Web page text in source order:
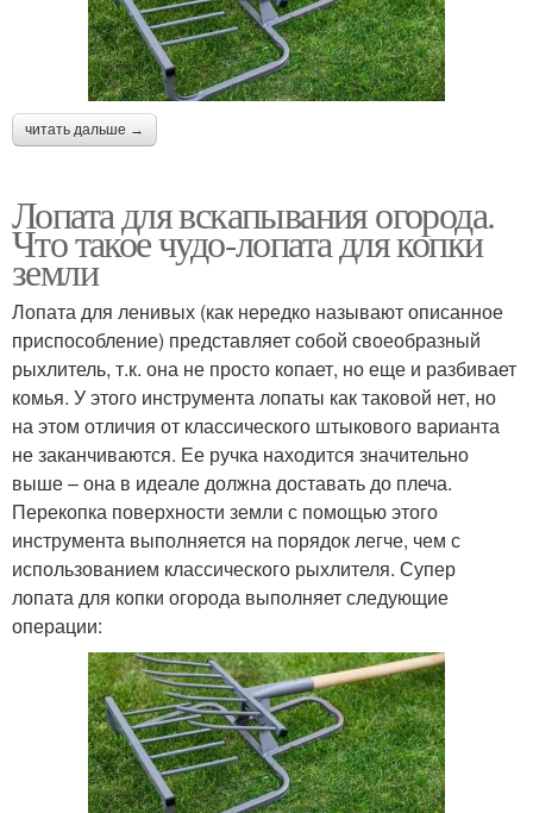
читать дальше →
Лопата для вскапывания огорода.
Что такое чудо-лопата для копки
земли
Лопата для ленивых (как нередко называют описанное
приспособление) представляет собой своеобразный
рыхлитель, т.к. она не просто копает, но еще и разбивает
комья. У этого инструмента лопаты как таковой нет, но
на этом отличия от классического штыкового варианта
не заканчиваются. Ее ручка находится значительно
выше – она в идеале должна доставать до плеча.
Перекопка поверхности земли с помощью этого
инструмента выполняется на порядок легче, чем с
использованием классического рыхлителя. Супер
лопата для копки огорода выполняет следующие
операции: